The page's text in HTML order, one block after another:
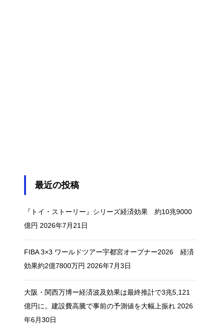
最近の投稿
『トイ・ストーリー』シリーズ経済効果 約10兆9000
億円 2026年7月21日
FIBA 3×3 ワールドツアー宇都宮オープナー2026 経済
効果約2億7800万円 2026年7月3日
大阪・関西万博ー経済波及効果は最終推計で3兆5,121
億円に。建設費高騰で事前の予測値を大幅上振れ 2026
年6月30日